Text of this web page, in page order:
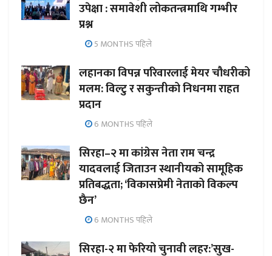
उपेक्षा : समावेशी लोकतन्त्रमाथि गम्भीर
प्रश्न
5 MONTHS पहिले
लहानका विपन्न परिवारलाई मेयर चौधरीको
मलम: विल्टु र सकुन्तीको निधनमा राहत
प्रदान
6 MONTHS पहिले
सिरहा–२ मा कांग्रेस नेता राम चन्द्र
यादवलाई जिताउन स्थानीयको सामूहिक
प्रतिबद्धता; ‘विकासप्रेमी नेताको विकल्प
छैन’
6 MONTHS पहिले
सिरहा-२ मा फेरियो चुनावी लहर:’सुख-